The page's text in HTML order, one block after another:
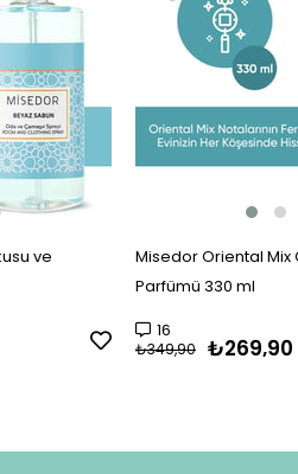
ve
Misedor Oriental Mix
Parfümü 330 ml
16
₺269,90
₺349,90